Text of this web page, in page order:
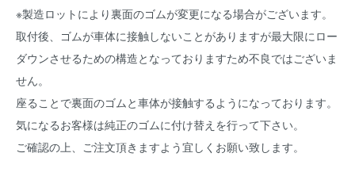
※製造ロットにより裏面のゴムが変更になる場合がございます。
取付後、ゴムが車体に接触しないことがありますが最大限にロー
ダウンさせるための構造となっておりますため不良ではございま
せん。
座ることで裏面のゴムと車体が接触するようになっております。
気になるお客様は純正のゴムに付け替えを行って下さい。
ご確認の上、ご注文頂きますよう宜しくお願い致します。